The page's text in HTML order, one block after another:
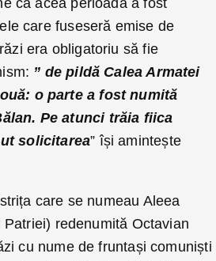
că acea perioadă a fost
care fuseseră emise de
era obligatoriu să fie
” de pildă Calea Armatei
o parte a fost numită
Pe atunci trăia fiica
solicitarea” își amintește
care se numeau Aleea
redenumită Octavian
cu nume de fruntași comuniști